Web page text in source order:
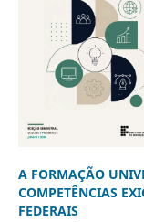
A FORMAÇÃO
COMPETÊNCIAS
FEDERAIS